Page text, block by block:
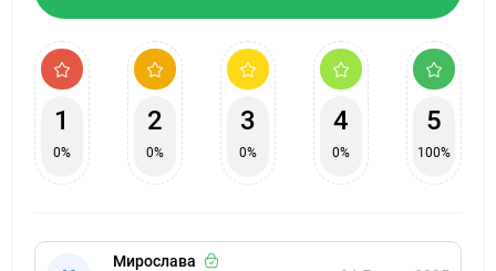
1
0%
2
0%
3
0%
4
0%
5
100%
Мирослава